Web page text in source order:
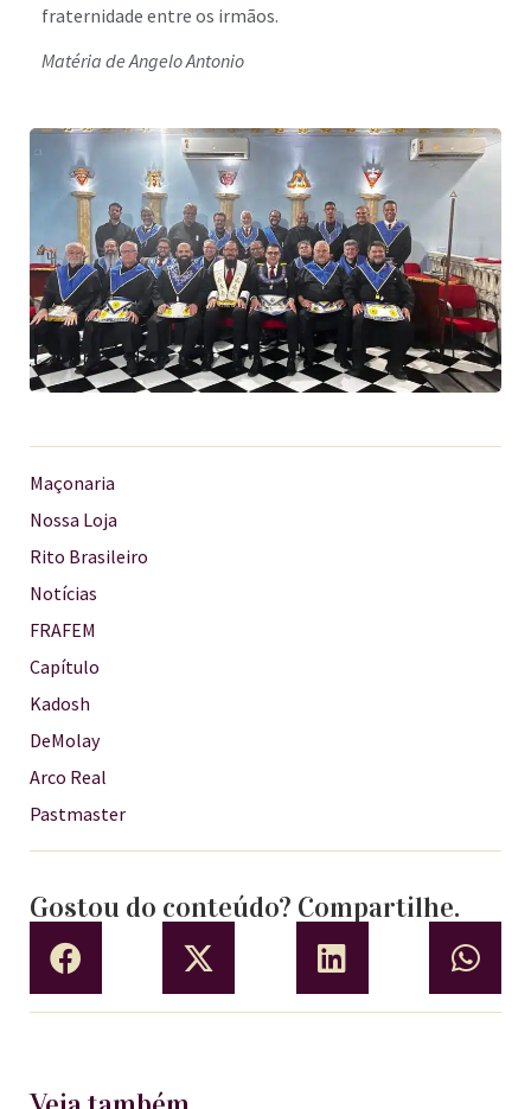
fraternidade entre os irmãos.
Matéria de Angelo Antonio
Maçonaria
Nossa Loja
Rito Brasileiro
Notícias
FRAFEM
Capítulo
Kadosh
DeMolay
Arco Real
Pastmaster
Gostou do conteúdo? Compartilhe.